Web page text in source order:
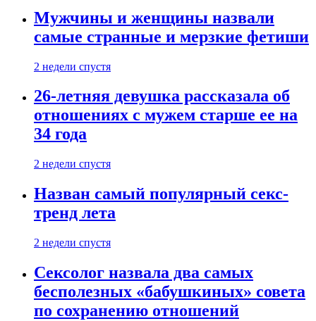
Мужчины и женщины назвали
самые странные и мерзкие фетиши
2 недели спустя
26-летняя девушка рассказала об
отношениях с мужем старше ее на
34 года
2 недели спустя
Назван самый популярный секс-
тренд лета
2 недели спустя
Сексолог назвала два самых
бесполезных «бабушкиных» совета
по сохранению отношений